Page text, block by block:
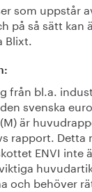
som uppstår
på så sätt kan
Blixt.
från bl.a.
svenska
är
rapport.
ENVI inte
och behöver